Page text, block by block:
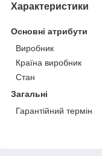
Характеристики
Основні атрибути
Виробник
Країна виробник
Стан
Загальні
Гарантійний термін